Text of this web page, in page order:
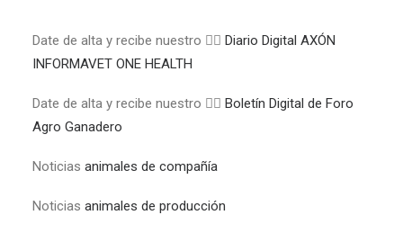
Date de alta y recibe nuestro 👉🏼 Diario Digital AXÓN
INFORMAVET ONE HEALTH
Date de alta y recibe nuestro 👉🏼 Boletín Digital de Foro
Agro Ganadero
Noticias animales de compañía
Noticias animales de producción